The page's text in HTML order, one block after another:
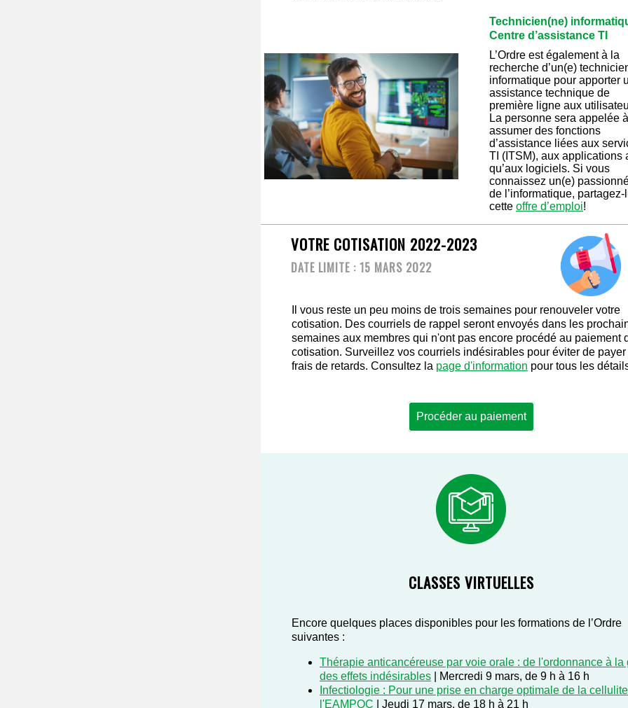
Technicien(ne)
Centre d’assistance TI
L’Ordre est également à la
recherche d’un(e)
informatique pour apporter
assistance technique de
première ligne aux
La personne sera appelée à
assumer des fonctions
d’assistance liées aux
TI (ITSM), aux applications
qu’aux logiciels. Si vous
connaissez un(e)
de l’informatique, partagez-
cette offre d’emploi!
VOTRE COTISATION 2022-2023
DATE LIMITE : 15 MARS 2022
Il vous reste un peu moins de trois semaines pour renouveler votre
cotisation. Des courriels de rappel seront envoyés dans les
semaines aux membres qui n'ont pas encore procédé au paiement
cotisation. Surveillez vos courriels indésirables pour éviter de payer
frais de retards. Consultez la page d'information pour tous les
Procéder au paiement
CLASSES VIRTUELLES
Encore quelques places disponibles pour les formations de l’Ordre
suivantes :
Thérapie anticancéreuse par voie orale : de l'ordonnance à la
des effets indésirables
Mercredi 9 mars, de 9 h à 16 h
Infectiologie : Pour une prise en charge optimale de la
l'EAMPOC
Jeudi 17 mars, de 18 h à 21 h